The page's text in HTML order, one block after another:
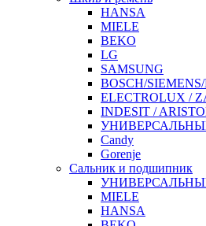
HANSA
MIELE
BEKO
LG
SAMSUNG
BOSCH/
ELECTROLUX /
INDESIT /
Candy
Gorenje
Сальник и подшипник
MIELE
HANSA